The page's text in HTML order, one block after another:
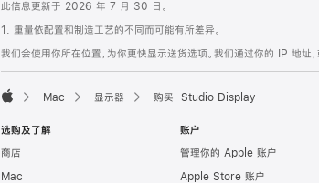
此信息更新于 2026 年 7 月 30 日。
1. 重量依配置和制造工艺的不同而可能有所差异。
我们会使用你所在位置，为你更快显示送货选项。我们通过你的 IP 地址
Mac 显示器 购买 Studio Display
选购及了解
商店
Mac
账户
管理你的 Apple 账户
Apple Store 账户